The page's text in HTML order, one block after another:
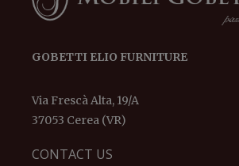
GOBETTI ELIO FURNITURE
Via Frescà Alta, 19/A
37053 Cerea (VR)
CONTACT US